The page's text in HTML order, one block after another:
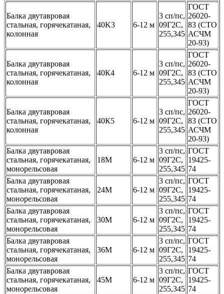
Балка двутавровая
стальная, горячекатаная,
колонная
40K3 6-12 м
3 сп/пс,
09Г2С,
255,345
ГОСТ
26020-
83 (СТО
АСЧМ
20-93)
Балка двутавровая
стальная, горячекатаная,
колонная
40К4 6-12 м
3 сп/пс,
09Г2С,
255,345
ГОСТ
26020-
83 (СТО
АСЧМ
20-93)
Балка двутавровая
стальная, горячекатаная,
колонная
40К5 6-12 м
3 сп/пс,
09Г2С,
255,345
ГОСТ
26020-
83 (СТО
АСЧМ
20-93)
Балка двутавровая
стальная, горячекатаная,
монорельсовая
18М 6-12 м
3 сп/пс,
09Г2С,
255,345
ГОСТ
19425-
74
Балка двутавровая
стальная, горячекатаная,
монорельсовая
24М 6-12 м
3 сп/пс,
09Г2С,
255,345
ГОСТ
19425-
74
Балка двутавровая
стальная, горячекатаная,
монорельсовая
30М 6-12 м
3 сп/пс,
09Г2С,
255,345
ГОСТ
19425-
74
Балка двутавровая
стальная, горячекатаная,
монорельсовая
36М 6-12 м
3 сп/пс,
09Г2С,
255,345
ГОСТ
19425-
74
Балка двутавровая
стальная, горячекатаная,
монорельсовая
45М 6-12 м
3 сп/пс,
09Г2С,
255,345
ГОСТ
19425-
74